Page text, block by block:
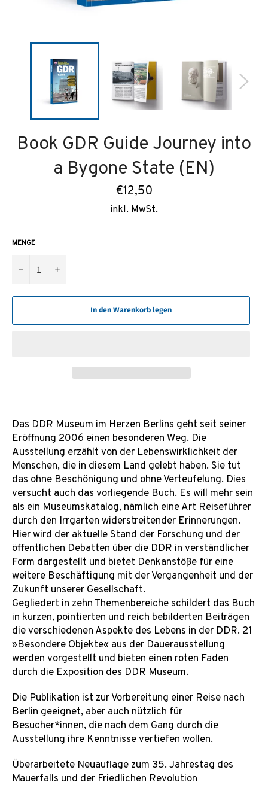
Book GDR Guide Journey into
a Bygone State (EN)
Normaler
Preis
€12,50
inkl. MwSt.
MENGE
− +
In den Warenkorb legen
Das DDR Museum im Herzen Berlins geht seit seiner
Eröffnung 2006 einen besonderen Weg. Die
Ausstellung erzählt von der Lebenswirklichkeit der
Menschen, die in diesem Land gelebt haben. Sie tut
das ohne Beschönigung und ohne Verteufelung. Dies
versucht auch das vorliegende Buch. Es will mehr sein
als ein Museumskatalog, nämlich eine Art Reiseführer
durch den Irrgarten widerstreitender Erinnerungen.
Hier wird der aktuelle Stand der Forschung und der
öffentlichen Debatten über die DDR in verständlicher
Form dargestellt und bietet Denkanstöße für eine
weitere Beschäftigung mit der Vergangenheit und der
Zukunft unserer Gesellschaft.
Gegliedert in zehn Themenbereiche schildert das Buch
in kurzen, pointierten und reich bebilderten Beiträgen
die verschiedenen Aspekte des Lebens in der DDR. 21
»Besondere Objekte« aus der Dauerausstellung
werden vorgestellt und bieten einen roten Faden
durch die Exposition des DDR Museum.
Die Publikation ist zur Vorbereitung einer Reise nach
Berlin geeignet, aber auch nützlich für
Besucher*innen, die nach dem Gang durch die
Ausstellung ihre Kenntnisse vertiefen wollen.
Überarbeitete Neuauflage zum 35. Jahrestag des
Mauerfalls und der Friedlichen Revolution